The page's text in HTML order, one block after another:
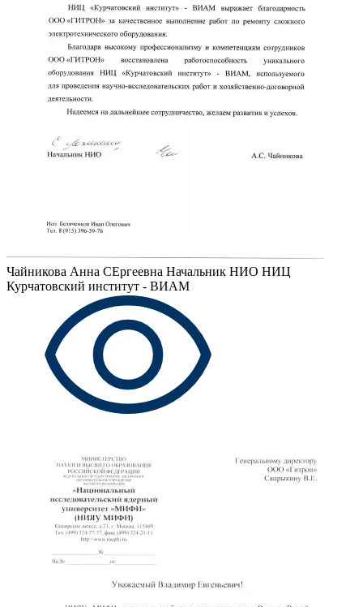
Чайникова Анна СЕргеевна Начальник НИО НИЦ
Курчатовский институт - ВИАМ